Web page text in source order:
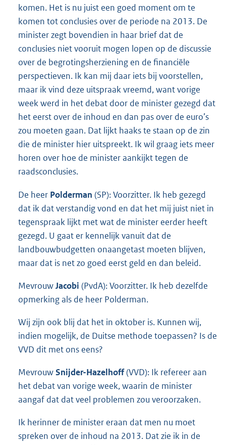
komen. Het is nu juist een goed moment om te
komen tot conclusies over de periode na 2013. De
minister zegt bovendien in haar brief dat de
conclusies niet vooruit mogen lopen op de discussie
over de begrotingsherziening en de financiële
perspectieven. Ik kan mij daar iets bij voorstellen,
maar ik vind deze uitspraak vreemd, want vorige
week werd in het debat door de minister gezegd dat
het eerst over de inhoud en dan pas over de euro’s
zou moeten gaan. Dat lijkt haaks te staan op de zin
die de minister hier uitspreekt. Ik wil graag iets meer
horen over hoe de minister aankijkt tegen de
raadsconclusies.
De heer Polderman (SP): Voorzitter. Ik heb gezegd
dat ik dat verstandig vond en dat het mij juist niet in
tegenspraak lijkt met wat de minister eerder heeft
gezegd. U gaat er kennelijk vanuit dat de
landbouwbudgetten onaangetast moeten blijven,
maar dat is net zo goed eerst geld en dan beleid.
MevrouwJacobi (PvdA): Voorzitter. Ik heb dezelfde
opmerking als de heer Polderman.
Wij zijn ook blij dat het in oktober is. Kunnen wij,
indien mogelijk, de Duitse methode toepassen? Is de
VVD dit met ons eens?
MevrouwSnijder-Hazelhoff(VVD): Ik refereer aan
het debat van vorige week, waarin de minister
aangaf dat dat veel problemen zou veroorzaken.
Ik herinner de minister eraan dat men nu moet
spreken over de inhoud na 2013. Dat zie ik in de